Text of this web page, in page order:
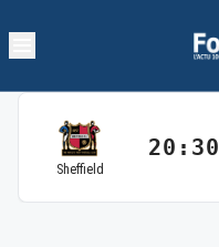
Sheffield
20:30